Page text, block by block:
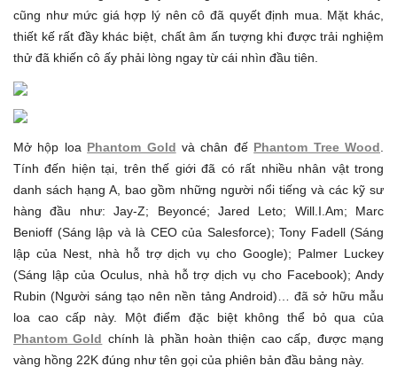
cũng như mức giá hợp lý nên cô đã quyết định mua. Mặt khác,
thiết kế rất đầy khác biệt, chất âm ấn tượng khi được trải nghiệm
thử đã khiến cô ấy phải lòng ngay từ cái nhìn đầu tiên.
Mở hộp loa Phantom Gold và chân đế Phantom Tree Wood
Tính đến hiện tại, trên thế giới đã có rất nhiều nhân vật trong
danh sách hạng A, bao gồm những người nổi tiếng và các kỹ sư
hàng đầu như: Jay-Z; Beyoncé; Jared Leto; Will.I.Am; Marc
Benioff (Sáng lập và là CEO của Salesforce); Tony Fadell (Sáng
lập của Nest, nhà hỗ trợ dịch vụ cho Google); Palmer Luckey
(Sáng lập của Oculus, nhà hỗ trợ dịch vụ cho Facebook); Andy
Rubin (Người sáng tạo nên nền tảng Android)… đã sở hữu mẫu
loa cao cấp này. Một điểm đặc biệt không thể bỏ qua của
Phantom Gold chính là phần hoàn thiện cao cấp, được mạng
vàng hồng 22K đúng như tên gọi của phiên bản đầu bảng này.